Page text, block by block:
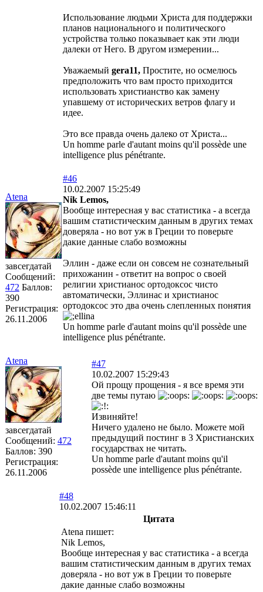
Использование людьми Христа для поддержки
планов национального и политического
устройства только показывает как эти люди
далеки от Него. В другом измерении...
Уважаемый gera11, Простите, но осмелюсь
предположить что вам просто приходится
использовать христианство как замену
упавшему от исторических ветров флагу и
идее.
Это все правда очень далеко от Христа...
Un homme parle d'autant moins qu'il possède une
intelligence plus pénétrante.
Atena
завсегдатай
Сообщений:
472 Баллов:
390
Регистрация:
26.11.2006
#46
10.02.2007 15:25:49
Nik Lemos,
Вообще интересная у вас статистика - а всегда
вашим статистическим данным в других темах
доверяла - но вот уж в Греции то поверьте
дакие данные слабо возможны
Эллин - даже если он совсем не сознательный
прихожанин - ответит на вопрос о своей
религии христианос ортодоксос чисто
автоматически, Эллинас и христианос
ортодоксос это два очень слепленных понятия
Un homme parle d'autant moins qu'il possède une
intelligence plus pénétrante.
Atena
завсегдатай
Сообщений: 472
Баллов: 390
Регистрация:
26.11.2006
#47
10.02.2007 15:29:43
Ой прощу прощения - я все время эти
две темы путаю
Извиняйте!
Ничего удалено не было. Можете мой
предыдущий постинг в 3 Христианских
государствах не читать.
Un homme parle d'autant moins qu'il
possède une intelligence plus pénétrante.
#48
10.02.2007 15:46:11
Цитата
Atena пишет:
Nik Lemos,
Вообще интересная у вас статистика - а всегда
вашим статистическим данным в других темах
доверяла - но вот уж в Греции то поверьте
дакие данные слабо возможны